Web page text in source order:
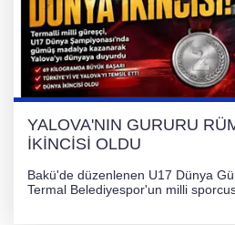
YALOVA'NIN GURURU
İKİNCİSİ OLDU
Bakü'de düzenlenen U17 Dünya
Termal Belediyespor'un milli